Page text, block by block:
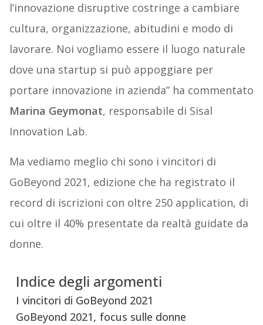
l’innovazione disruptive costringe a cambiare
cultura, organizzazione, abitudini e modo di
lavorare. Noi vogliamo essere il luogo naturale
dove una startup si può appoggiare per
portare innovazione in azienda” ha commentato
Marina Geymonat, responsabile di Sisal
Innovation Lab.
Ma vediamo meglio chi sono i vincitori di
GoBeyond 2021, edizione che ha registrato il
record di iscrizioni con oltre 250 application, di
cui oltre il 40% presentate da realtà guidate da
donne.
Indice degli argomenti
I vincitori di GoBeyond 2021
GoBeyond 2021, focus sulle donne